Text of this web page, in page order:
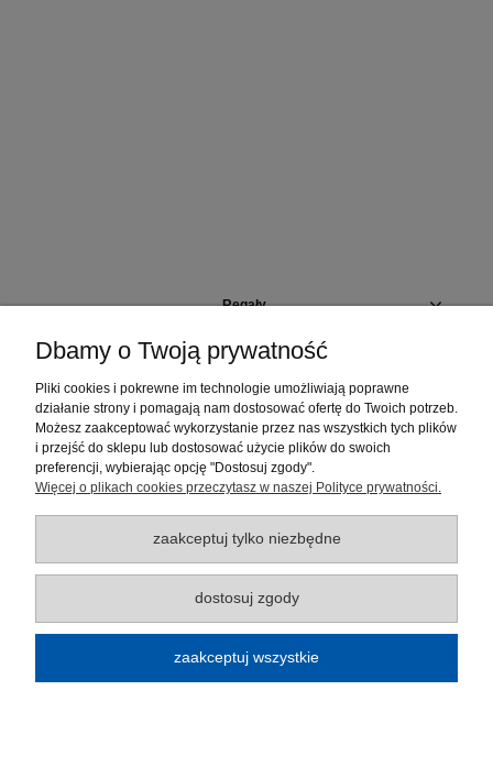
Regały
Szafki i pojemniki
Elementy regałów
Moje konto
Płatności i dostawa
Informacje
O nas
Regulamin sklepu
Dbamy o Twoją prywatność
Pliki cookies i pokrewne im technologie umożliwiają poprawne
działanie strony i pomagają nam dostosować ofertę do Twoich potrzeb.
Możesz zaakceptować wykorzystanie przez nas wszystkich tych plików
i przejść do sklepu lub dostosować użycie plików do swoich
preferencji, wybierając opcję "Dostosuj zgody".
Więcej o plikach cookies przeczytasz w naszej Polityce prywatności.
zaakceptuj tylko niezbędne
dostosuj zgody
zaakceptuj wszystkie